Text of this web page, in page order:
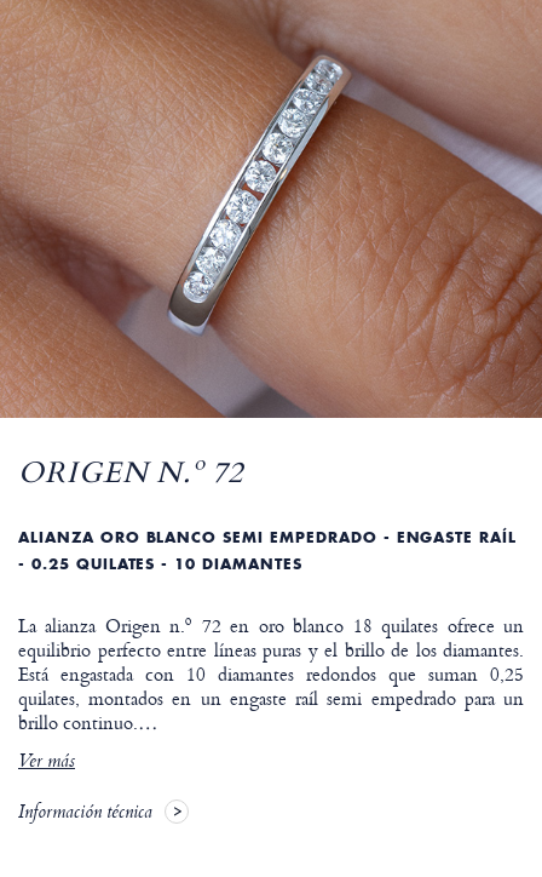
ORIGEN N.º 72
ALIANZA ORO BLANCO SEMI EMPEDRADO - ENGASTE RAÍL
- 0.25 QUILATES - 10 DIAMANTES
La alianza Origen n.º 72 en oro blanco 18 quilates ofrece un
equilibrio perfecto entre líneas puras y el brillo de los diamantes.
Está engastada con 10 diamantes redondos que suman 0,25
quilates, montados en un engaste raíl semi empedrado para un
brillo continuo.…
Ver más
Información técnica